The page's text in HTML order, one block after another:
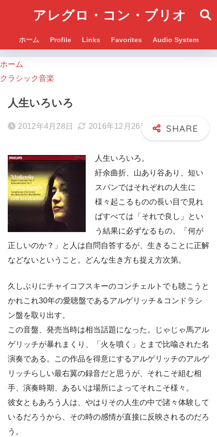
アレグロ・コン・ブリオ
ホーム Profile Links Favorites Audio System
ホーム
クラシック音楽
人生いろいろ
2012年4月28日 2016年12月26日
人生いろいろ。
紆余曲折、山あり谷あり、短い
スパンではそれぞれの人生に
様々起こるものの長い目で見れ
ばすべては「それで良し」とい
う結果に必ずなるもの。「何が
正しいのか？」と人は自問自答するが、生きることに正解
などないということ。どんな生き方も捉え方次第。
久しぶりにチャイコフスキーのコンチェルトでも聴こうと
かれこれ30年の愛聴盤であるアルゲリッチ＆コンドラシ
ン盤を取り出す。
この音盤、発売当時は相当話題になった。じゃじゃ馬アル
ゲリッチが暴れまくり、「火を噴く」とまで比喩された名
演奏である。この作品を得意にするアルゲリッチのアルゲ
リッチらしい最右翼の録音だと思うが、それこそ組む相
手、演奏時期、あるいは場所によってそれこそ様々。
彼女ともあろう人は、やはりその人生の中で諸々体験して
いるだろうから、その時の感情が直接に反映されるのだろ
う。